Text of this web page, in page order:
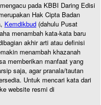
pada KBBI Daring Edisi
Hak Cipta Badan
Kemdikbud (dahulu Pusat
menambah kata-kata baru
akhir arti atau definisi
menambah khazanah
memberikan manfaat yang
saja, agar pranala/tautan
Untuk mencari kata dari
website resmi di